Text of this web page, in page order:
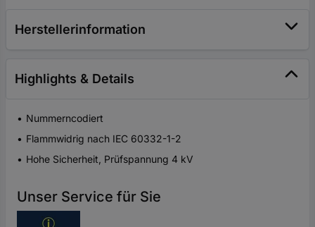
Herstellerinformation
Highlights & Details
Nummerncodiert
Flammwidrig nach IEC 60332-1-2
Hohe Sicherheit, Prüfspannung 4 kV
Unser Service für Sie